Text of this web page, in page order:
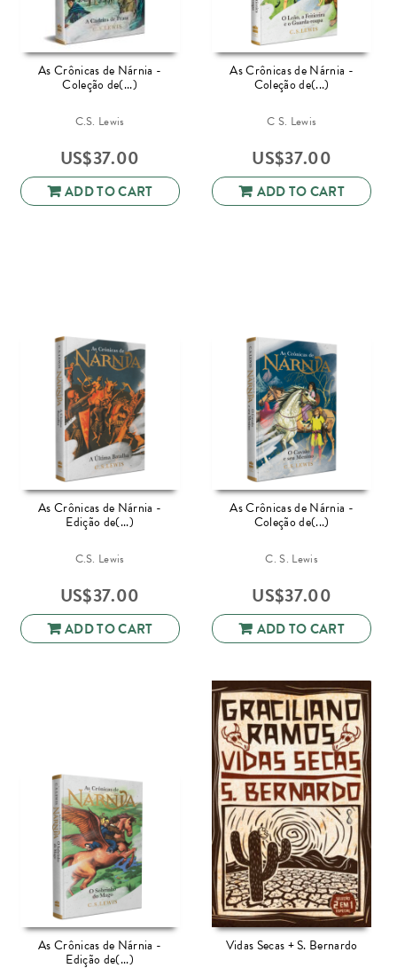
As Crônicas de Nárnia -
Coleção de(...)
C.S. Lewis
US$37.00
ADD TO CART
As Crônicas de Nárnia -
Coleção de(...)
C S. Lewis
US$37.00
ADD TO CART
As Crônicas de Nárnia -
Edição de(...)
C.S. Lewis
US$37.00
ADD TO CART
As Crônicas de Nárnia -
Coleção de(...)
C. S. Lewis
US$37.00
ADD TO CART
As Crônicas de Nárnia -
Edição de(...)
Vidas Secas + S. Bernardo